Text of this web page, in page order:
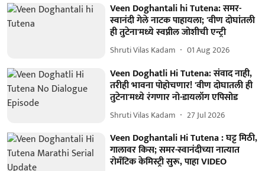
Veen Doghantali hi Tutena: समर-
स्वानंदी गेले नाटक पाहायला; 'वीण दोघांतली
ही तुटेना'मध्ये स्वप्नील जोशीची एन्ट्री
Shruti Vilas Kadam 01 Aug 2026
Veen Doghatli Hi Tutena: संवाद नाही,
तरीही भावना पोहोचणार! 'वीण दोघातली ही
तुटेना'मध्ये रंगणार नो-डायलॉग एपिसोड
Shruti Vilas Kadam 27 Jul 2026
Veen Doghantali Hi Tutena : घट्ट मिठी,
गालावर किस; समर-स्वानंदीच्या नात्यात
रोमँटिक केमिस्ट्री सुरू, पाहा VIDEO